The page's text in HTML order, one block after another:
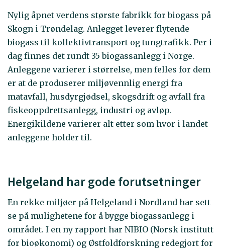
Nylig åpnet verdens største fabrikk for biogass på
Skogn i Trøndelag. Anlegget leverer flytende
biogass til kollektivtransport og tungtrafikk. Per i
dag finnes det rundt 35 biogassanlegg i Norge.
Anleggene varierer i størrelse, men felles for dem
er at de produserer miljøvennlig energi fra
matavfall, husdyrgjødsel, skogsdrift og avfall fra
fiskeoppdrettsanlegg, industri og avløp.
Energikildene varierer alt etter som hvor i landet
anleggene holder til.
Helgeland har gode forutsetninger
En rekke miljøer på Helgeland i Nordland har sett
se på mulighetene for å bygge biogassanlegg i
området. I en ny rapport har NIBIO (Norsk institutt
for bioøkonomi) og Østfoldforskning redegjort for